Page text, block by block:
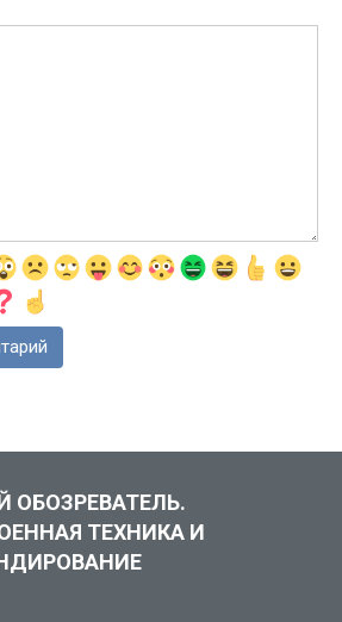
ОБОЗРЕВАТЕЛЬ.
ТЕХНИКА И